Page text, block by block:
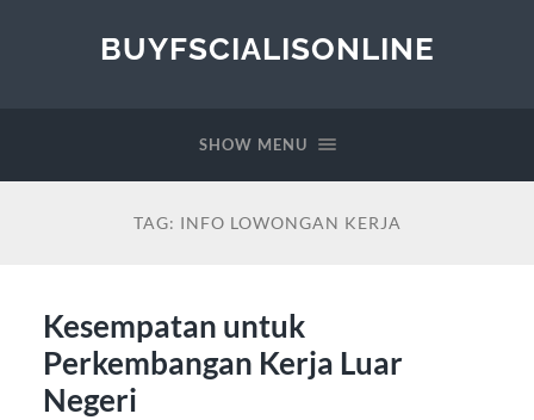
BUYFSCIALISONLINE
SHOW MENU
TAG: INFO LOWONGAN KERJA
Kesempatan untuk
Perkembangan Kerja Luar
Negeri